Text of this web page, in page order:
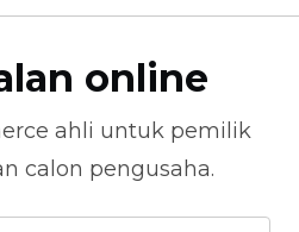
online
ahli untuk pemilik
calon pengusaha.